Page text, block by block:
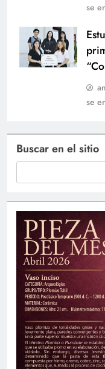
se
se
Buscar en el sitio